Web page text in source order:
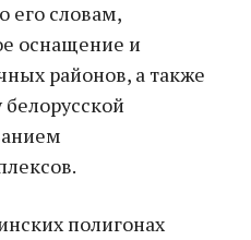
его словам,
оснащение и
районов, а также
полигонах